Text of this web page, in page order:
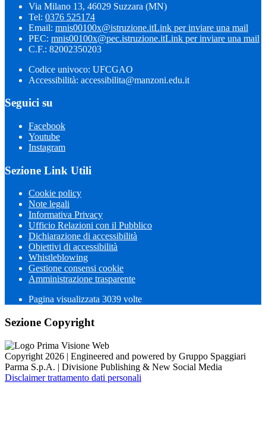
Via Milano 13, 46029 Suzzara (MN)
Tel: 0376 525174
Email: mnis00100x@istruzione.itLink per inviare una mail
PEC: mnis00100x@pec.istruzione.itLink per inviare una mail
C.F.: 82002350203
Codice univoco: UFCGAO
Accessibilità: accessibilita@manzoni.edu.it
Seguici su
Facebook
Youtube
Instagram
Sezione Link Utili
Cookie policy
Note legali
Informativa Privacy
Ufficio Relazioni con il Pubblico
Dichiarazione di accessibilità
Obiettivi di accessibilità
Whistleblowing
Gestione consensi cookie
Amministrazione trasparente
Pagina visualizzata 3039 volte
Sezione Copyright
Copyright 2026 | Engineered and powered by Gruppo Spaggiari
Parma S.p.A. | Divisione Publishing & New Social Media
Disclaimer trattamento dati personali